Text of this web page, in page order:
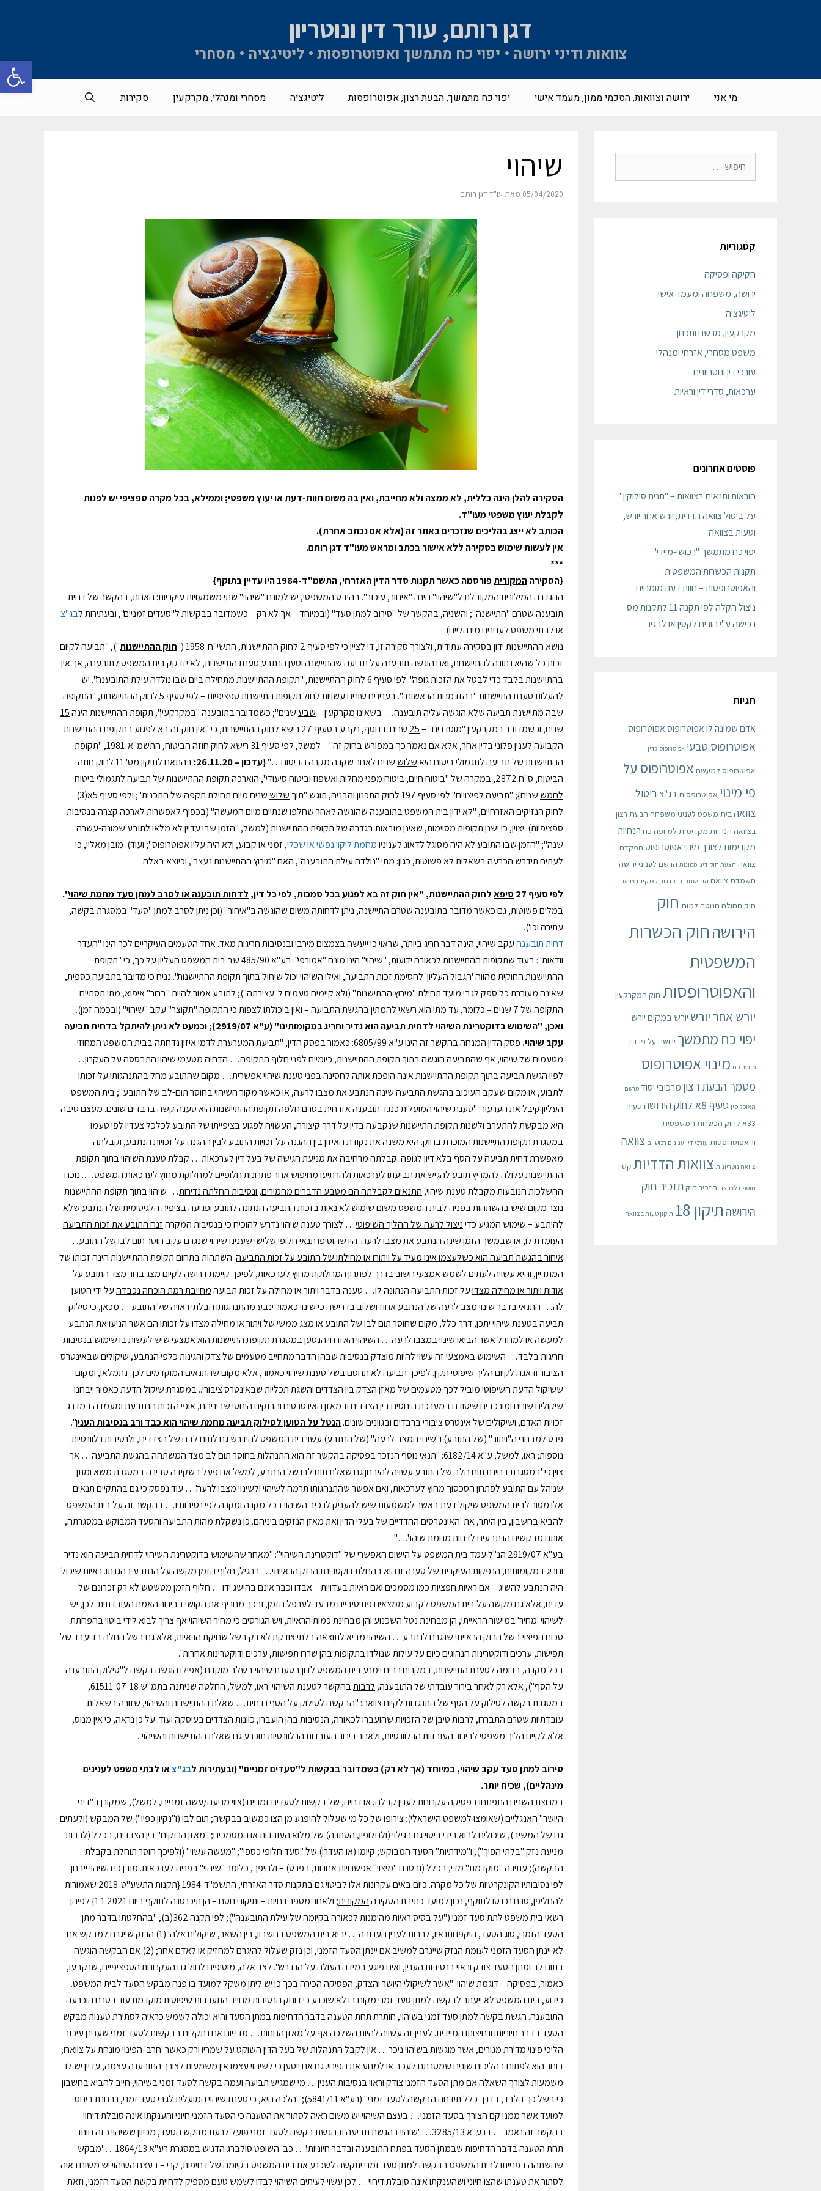
פתח
דגן רותם, עורך דין ונוטריון
צוואות ודיני ירושה • יפוי כח מתמשך ואפוטרופסות • ליטיגציה • מסחרי
מי אני ירושה וצוואות, הסכמי ממון, מעמד אישי יפוי כח מתמשך, הבעת רצון, אפוטרופסות ליטיגציה מסחרי ומנהלי, מקרקעין סקירות
שיהוי
05/04/2020 מאת עו"ד דגן רותם
הסקירה להלן הינה כללית, לא ממצה ולא מחייבת, ואין בה משום חוות-דעת או יעוץ משפטי; וממילא, בכל מקרה ספציפי יש לפנות
לקבלת יעוץ משפטי מעו"ד.
הכותב לא ייצג בהליכים שנזכרים באתר זה (אלא אם נכתב אחרת).
אין לעשות שימוש בסקירה ללא אישור בכתב ומראש מעו"ד דגן רותם.
***
{הסקירההמקוריתפורסמה כאשר תקנות סדר הדין האזרחי, התשמ"ד-1984 היו עדיין בתוקף}
ההגדרה המילונית המקובלת ל"שיהוי" הינה "איחור, עיכוב". בהיבט המשפטי, יש למונח "שיהוי" שתי משמעויות עיקריות: האחת, בהקשר של דחית
תובענה שטרם "התיישנה"; והשניה, בהקשר של "סירוב למתן סעד" (ובמיוחד – אך לא רק – כשמדובר בבקשות ל"סעדים זמניים", ובעתירות לבג"צ
או לבתי משפט לענינים מינהליים).
נושא ההתיישנות ידון בסקירה עתידית, ולצורך סקירה זו, די לציין כי לפי סעיף 2 לחוק ההתיישנות, התשי"ח-1958 ("
חוק ההתיישנות"), "תביעה לקיום
זכות כל שהיא נתונה להתיישנות, ואם הוגשה תובענה על תביעה שהתיישנה וטען הנתבע טענת התיישנות, לא יזדקק בית המשפט לתובענה, אך אין
בהתיישנות בלבד כדי לבטל את הזכות גופה". לפי סעיף 6 לחוק ההתיישנות, "תקופת ההתיישנות מתחילה ביום שבו נולדה עילת התובענה". יש
להעלות טענת התיישנות "בהזדמנות הראשונה". בענינים שונים עשויות לחול תקופות התיישנות ספציפיות – לפי סעיף 5 לחוק ההתיישנות, "התקופה
שבה מתיישנת תביעה שלא הוגשה עליה תובענה… בשאינו מקרקעין –שבע שנים"; כשמדובר בתובענה "במקרקעין", תקופת ההתיישנות הינה15
שנים, וכשמדובר במקרקעין "מוסדרים" –25
שנים. בנוסף, נקבע בסעיף 27 רישא לחוק ההתיישנות, כי "אין חוק זה בא לפגוע בתקופת ההתיישנות
הקבועה לענין פלוני בדין אחר, אלא אם נאמר כך במפורש בחוק זה" – למשל, לפי סעיף 31 רישא לחוק חוזה הביטוח, התשמ"א-1981, "תקופת
ההתיישנות של תביעה לתגמולי ביטוח היאשלוש שנים לאחר שקרה מקרה הביטוח…" {עדכון – 26.11.20:
בהתאם לתיקון מס' 11 לחוק חוזה
הביטוח, ס"ח 2872, במקרה של "ביטוח חיים, ביטוח מפני מחלות ואשפוז וביטוח סיעודי", הוארכה תקופת ההתיישנות של תביעה לתגמולי ביטוח
לחמש שנים}; "תביעה לפיצויים" לפי סעיף 197 לחוק התכנון והבניה, תוגש "תוך שלוש
שנים מיום תחילת תקפה של התכנית"; ולפי סעיף 5א(3)
לחוק הנזיקים האזרחיים, "לא ידון בית המשפט בתובענה שהוגשה לאחר שחלפושנתייםמיום המעשה" (בכפוף לאפשרות לארכה קצרה בנסיבות
ספציפיות). יצוין, כי ישנן תקופות מסוימות, שאינן מובאות בגדרה של תקופת ההתיישנות (למשל, "הזמן שבו עדיין לא מלאו לתובע שמונה-עשרה
שנה"; "הזמן שבו התובע לא היה מסוגל לדאוג לעניניומחמת ליקוי נפשי או שכלי, זמני או קבוע, ולא היה עליו אפוטרופוס"; ועוד). מובן מאליו, כי
לעתים תידרש הכרעה בשאלות לא פשוטות, כגון: מתי "נולדה עילת התובענה", האם "מירוץ ההתיישנות נעצר", וכיוצא באלה.
לפי סעיף 27 סיפאלחוק ההתיישנות, "אין חוק זה בא לפגוע בכל סמכות, לפי כל דין, לדחות תובענה או לסרב למתן סעד מחמת שיהוי".
במלים פשוטות, גם כאשר מדובר בתובענהשטרםהתיישנה, ניתן לדחותה משום שהוגשה ב"איחור" (וכן ניתן לסרב למתן "סעד" במסגרת בקשה,
עתירה וכו').
דחית תובענהעקב שיהוי, הינה דבר חריג ביותר, שראוי כי ייעשה בצמצום מירבי ובנסיבות חריגות מאד. אחד הטעמיםהעיקרייםלכך הינו "העדר
וודאות": בעוד שתקופות ההתיישנות לכאורה ידועות, "שיהוי" הינו מונח "אמורפי". בע"א 485/90 שב בית המשפט העליון על כך, כי "תקופת
ההתיישנות החוקית מהווה 'הגבול העליון' לחסימת זכות התביעה, ואילו השיהוי יכול שיחולבתוך תקופת ההתיישנות". נניח כי מדובר בתביעה כספית,
שאינה מעוררת כל ספק לגבי מועד תחילת "מירוץ ההתישנות" (ולא קיימים טעמים ל"עצירתה"); לתובע אמור להיות "ברור" איפוא, מתי תסתיים
התקופה של 7 שנים – כלומר, עד מתי הוא רשאי להמתין בהגשת התביעה – ואין ביכולתו לצפות כי התקופה "תקוצר" עקב "שיהוי" (ובכמה זמן).
ואכן, "השימוש בדוקטרינת השיהוי לדחית תביעה הוא נדיר וחריג במקומותינו
" (ע"א 2919/07); וכמעט לא ניתן להיתקל בדחית תביעה
עקב שיהוי.
פסק הדין המנחה בהקשר זה הינו ע"א 6805/99: כאמור בפסק הדין, "תביעת המערערת לדמי איזון נדחתה בבית המשפט המחוזי
מטעמים של שיהוי, אף שהתביעה הוגשה בתוך תקופת ההתיישנות, כיומיים לפני חלוף התקופה… הדחיה מטעמי שיהוי התבססה על העקרון…
לפיו הגשת תביעה בתוך תקופת ההתיישנות אינה הופכת אותה לחסינה בפני טענת שיהוי אפשרית… מקום שהתובע מחל בהתנהגותו על זכותו
לתבוע, או מקום שעקב העיכוב בהגשת התביעה שינה הנתבע את מצבו לרעה, או כאשר מקור השיהוי בחוסר תום-לב של התובע"; בית המשפט
העליון קיבל את הערעור: "טענת שיהוי המועלית כנגד תובענה אזרחית בטרם חלפה תקופת ההתיישנות היא טענה קשה ברבדים שונים. מעצם טיבה
היא מבקשת להתערב ולשנות תקופת התיישנות שנקבעה בדין על דרך קיצורה, העשויה לפגוע בציפייתו של התובע לכלכל צעדיו לפי טעמו
במסגרת תקופת התיישנות המוכרת בחוק. היא משנה את נקודת האיזון בין ההגנה על זכויות התובע לבין ההגנה על זכויות הנתבע, וקבלתה
מאפשרת דחית תביעה על הסף בלא דיון לגופה. קבלתה מרחיבה את מניעת הגישה של בעל דין לערכאות… קבלת טענת השיהוי בתוך תקופת
ההתיישנות עלולה להמריץ תובע להגיש את תביעתו לערכאות ולהרתיעו מחיפוש אחר פתרונות חלופיים למחלוקת מחוץ לערכאות המשפט…. נוכח
ההשלכות הנובעות מקבלת טענת שיהוי, התנאים לקבלתה הם מטבע הדברים מחמירים, ונסיבות החלתה נדירות… שיהוי בתוך תקופת ההתיישנות
נוצר מקום שיש בהשתהות בפניה לבית המשפט משום שימוש לא נאות בזכות התביעה הנתונה לתובע ופגיעה בציפיה הלגיטימית של הנתבע שלא
להיתבע – שימוש המגיע כדיניצול לרעה של ההליך השיפוטי… לצורך טענת שיהוי נדרש להוכיח כי בנסיבות המקרהזנח התובע את זכות התביעה
העומדת לו, או שבמשך הזמןשינה הנתבע את מצבו לרעה. היו שהוסיפו תנאי חלופי שלישי שענינו שיהוי שנגרם עקב חוסר תום לבו של התובע…
איחור בהגשת תביעה הוא כשלעצמו אינו מעיד על ויתורו או מחילתו של התובע על זכות התביעה. השתהות בתחום תקופת ההתיישנות הינה זכותו של
המתדיין, והיא עשויה לעתים לשמש אמצעי חשוב בדרך לפתרון המחלוקת מחוץ לערכאות, לפיכך קיימת דרישה לקיוםמצג ברור מצד התובע על
אודות ויתור או מחילה מצדועל זכות התביעה הנתונה לו… טענה בדבר ויתור או מחילה על זכות תביעהמחייבת רמת הוכחה נכבדהעל ידי הטוען
לה… התנאי בדבר שינוי מצב לרעה של הנתבע אחוז ושלוב בדרישה כי שינוי כאמור ינבע מהתנהגותו הבלתי ראויה של התובע… מכאן, כי סילוק
תביעה בטענת שיהוי יתכן, דרך כלל, מקום שחוסר תום לבו של התובע או מצג ממשי של ויתור או מחילה מצדו על זכותו הם אשר הניעו את הנתבע
למעשה או למחדל אשר הביאו שינוי במצבו לרעה… השיהוי האזרחי הנטען במסגרת תקופת התיישנות הוא אמצעי שיש לעשות בו שימוש בנסיבות
חריגות בלבד… השימוש באמצעי זה עשוי להיות מוצדק בנסיבות שבהן הדבר מתחייב מטעמים של צדק והגינות כלפי הנתבע, שיקולים שבאינטרס
הציבור ודאגה לקיום הליך שיפוטי תקין. לפיכך תביעה לא תחסם בשל טענת שיהוי כאמור, אלא מקום שהתנאים המוקדמים לכך נתמלאו, ומקום
ששיקול הדעת השיפוטי מוביל לכך מטעמים של מאזן הצדק בין הצדדים והשגת תכליות שבאינטרס ציבורי.. במסגרת שיקול הדעת כאמור ייבחנו
שיקולים שונים ומורכבים שיסודם במערכת היחסים בין הצדדים ובמאזן האינטרסים והנזקים היחסי שביניהם, אופי הזכות הנתבעת ומעמדה במדרג
זכויות האדם, ושיקולים של אינטרס ציבורי ברבדים ובגוונים שונים.הנטל על הטוען לסילוק תביעה מחמת שיהוי הוא כבד ורב בנסיבות הענין".
פרט למבחני ה"ויתור" (של התובע) ו"שינוי המצב לרעה" (של הנתבע) עשוי בית המשפט להידרש גם לתום לבם של הצדדים, ולנסיבות רלוונטיות
נוספות; ראו, למשל, ע"א 6182/14: "תנאי נוסף הנזכר בפסיקה בהקשר זה הוא התנהלות בחוסר תום לב מצד המשתהה בהגשת התביעה… אך
צוין כי 'במסגרת בחינת תום הלב של התובע עשויה להיבחן גם שאלת תום לבו של הנתבע, למשל אם פעל בשקידה סבירה במסגרת משא ומתן
שניהל עם התובע לפתרון הסכסוך מחוץ לערכאות, ואם אפשר שהתנהגותו תרמה לשיהוי ולשינוי מצבו לרעה'… עוד נפסק כי גם בהתקיים תנאים
אלו מסור לבית המשפט שיקול דעת באשר למשמעות שיש להעניק לרכיב השיהוי בכל מקרה ומקרה לפי נסיבותיו… בהקשר זה על בית המשפט
להביא בחשבון, בין היתר, את 'האינטרסים ההדדיים של בעלי הדין ואת מאזן הנזקים ביניהם. כן נשקלת מהות התביעה והסעד המבוקש במסגרתה,
אותם מבקשים הנתבעים לדחות מחמת שיהוי'…"
בע"א 2919/07 הנ"ל עמד בית המשפט על הישום האפשרי של "דוקטרינת השיהוי": "מאחר שהשימוש בדוקטרינת השיהוי לדחית תביעה הוא נדיר
וחריג במקומותינו, הנפקות העיקרית של טענה זו היא בהחלת דוקטרינת הנזק הראייתי… ברגיל, חלוף הזמן מקשה על הנתבע בהגנתו. ראיות שיכול
היה הנתבע להשיג – אם ראיות חפציות כמו מסמכים ואם ראיות בעדויות – אבדו וכבר אינם בהישג ידו… חלוף הזמן מטשטש לא רק זכרונם של
עדים, אלא גם מקשה על בית המשפט לקבוע ממצאים פוזיטיביים מבעד לערפל הזמן, ובכך מחריף את הקושי בבירור האמת העובדתית. לכן, יש
לשיהוי 'מחיר' במישור הראייתי, הן מבחינת נטל השכנוע והן מבחינת כמות הראיות, ויש הגורסים כי מחיר השיהוי אף צריך לבוא לידי ביטוי בהפחתת
סכום הפיצוי בשל הנזק הראייתי שנגרם לנתבע… השיהוי מביא לתוצאה בלתי צודקת לא רק בשל שחיקת הראיות, אלא גם בשל החלה בדיעבד של
תפישות, ערכים ודוקטרינות הנהוגים כיום על עילות שנולדו בתקופות בהן שררו תפישות, ערכים ודוקטרינות אחרות".
בכל מקרה, בדומה לטענת התיישנות, במקרים רבים יימנע בית המשפט לדון בטענת שיהוי בשלב מוקדם (אפילו הוגשה בקשה ל"סילוק התובענה
על הסף"), אלא רק לאחר בירור עובדתי של התובענה, לרבות
בהקשר לטענת השיהוי. ראו, למשל, החלטה שניתנה בתמ"ש 61511-07-18,
במסגרת בקשה לסילוק על הסף של התנגדות לקיום צוואה: "הבקשה לסילוק על הסף נדחית… שאלת ההתיישנות והשיהוי, שזורה בשאלות
עובדתיות שטרם התבררו, לרבות טיבן של הזכויות שהועברו לכאורה, הנסיבות בהן הועברו, כוונות הצדדים בעיסקה ועוד. על כן נראה, כי אין מנוס,
אלא לקיים הליך משפטי לבירור העובדות הרלוונטיות, ולאחר בירור העובדות הרלוונטיותתוכרע גם שאלת ההתיישנות והשיהוי".
סירוב למתן סעד עקב שיהוי, במיוחד (אך לא רק) כשמדובר בבקשות ל"סעדים זמניים" (ובעתירות לבג"צאו לבתי משפט לענינים
מינהליים), שכיח יותר.
במרוצת השנים התפתחו בפסיקה עקרונות לענין קבלה, או דחיה, של בקשות לסעדים זמניים (צווי מניעה/עשה זמניים, למשל), שמקורן ב"דיני
היושר" האנגליים (שאומצו למשפט הישראלי): צירופו של כל מי שעלול להיפגע מן הצו כמשיב בבקשה; תום לבו (ו"נקיון כפיו") של המבקש (ולעתים
גם של המשיב), שיכולים לבוא בידי ביטוי גם בגילוי (ולחלופין, הסתרה) של מלוא העובדות או המסמכים; "מאזן הנזקים" בין הצדדים, בכלל (לרבות
מניעת נזק "בלתי הפיך"), ו"מידתיות" הסעד המבוקש; קיומו (או העדרו) של "סעד חלופי כספי"; "מעשה עשוי" (ולפיכך חוסר תוחלת בקבלת
הבקשה); עתירה "מוקדמת" מדי, בכלל (ובטרם "מיצוי" אפשרויות אחרות, בפרט) – ולהיפך, כלומר "שיהוי" בפניה לערכאות. מובן כי השיהוי ייבחן
לפי נסיבותיו הקונקרטיות של כל מקרה. כיום באים עקרונות אלו לביטוי גם בתקנות סדר האזרחי, התשמ"ד-1984 {תקנות התשע"ט-2018 שאמורות
להחליפן, טרם נכנסו לתוקף, נכון למועד כתיבת הסקירההמקורית
; ולאחר מספר דחיות – ותיקוני נוסח – הן תיכנסנה לתוקף ביום 1.1.2021} לפיהן
רשאי בית משפט לתת סעד זמני ("על בסיס ראיות מהימנות לכאורה בקיומה של עילת התובענה"); לפי תקנה 362(ב), "בהחלטתו בדבר מתן
הסעד הזמני, סוג הסעד, היקפו ותנאיו, לרבות לענין הערובה… יביא בית המשפט בחשבון, בין השאר, שיקולים אלה: (1) הנזק שייגרם למבקש אם
לא יינתן הסעד הזמני לעומת הנזק שייגרם למשיב אם יינתן הסעד הזמני, וכן נזק שעלול להיגרם למחזיק או לאדם אחר; (2) אם הבקשה הוגשה
בתום לב ומתן הסעד צודק וראוי בנסיבות הענין, ואינו פוגע במידה העולה על הנדרש". לצד אלה, מוסיפים לחול גם העקרונות הספציפיים, שנקבעו,
כאמור, בפסיקה – דוגמת שיהוי. "אשר לשיקולי היושר והצדק, הפסיקה הכירה בכך כי יש ליתן משקל למועד בו פנה מבקש הסעד לבית המשפט.
כידוע, בית המשפט לא ייעתר לבקשה למתן סעד זמני מקום בו לא שוכנע כי דוחק הנסיבות מחייב התערבות שיפוטית מוקדמת עוד בטרם הוכרעה
התובענה. הגשת בקשה למתן סעד זמני בשיהוי, חותרת תחת הטענה בדבר הדחיפות במתן הסעד והיא יכולה לשמש כראיה לסתירת טענות מבקש
הסעד בדבר חיוניותו ונחיצותו המיידית. לענין זה עשויה להיות השלכה אף על מאזן הנוחות… מדי יום אנו נתקלים בבקשות לסעד זמני שענינן עיכוב
הליכי פינוי מדירת מגורים, אשר מוגשות בשיהוי ניכר… אין לקבל התנהלות של בעל הדין השוקט על שמריו ורק כאשר 'חרב' הפינוי מונחת על צווארו,
בוחר הוא לפתוח בהליכים שונים שמטרתם לעכב או למנוע את הפינוי. גם אם ייטען כי לשיהוי עצמו אין משמעות לצורך התובענה עצמה, עדיין יש לו
משמעות לצורך השאלה אם מתן הסעד הזמני צודק וראוי בנסיבות הענין… מי שמגיש תביעה ועמה בקשה לסעד זמני בשיהוי, חייב להביא בחשבון
כי בשל כך בלבד, בדרך כלל תידחה הבקשה לסעד זמני" (רע"א 5841/11); "הלכה היא, כי טענת שיהוי המועלית לגבי סעד זמני, נבחנת ביחס
למועד אשר ממנו קם הצורך בסעד הזמני… בעצם השיהוי יש משום ראיה לסתור את הטענה כי הסעד הזמני חיוני והענקתו אינה סובלת דיחוי.
בהקשר זה נאמר… ברע"א 3285/13… 'שיהוי בהגשת תביעה ובהגשת בקשה לסעד זמני פועל לרעת מבקש הסעד, מכיוון ששיהוי כזה חותר
תחת הטענה בדבר הדחיפות שבמתן הסעד בפתח התובענה ובדבר חיוניותו'… כב' השופט סולברג הדגיש במסגרת רע"א 1864/13… 'מבקש
שהשתהה בפנייתו לבית המשפט בבקשה למתן סעד זמני יתקשה לשכנע את בית המשפט בקיומה של דחיפות, קרי – בעצם השיהוי יש משום ראיה
לסתור את טענתו שהצו חיוני ושהענקתו אינה סובלת דיחוי… לכן עשוי לעיתים השיהוי לבדו לשמש טעם מספיק לדחיית בקשת הסעד הזמני, וזאת
קטגוריות
חקיקה ופסיקה
ירושה, משפחה ומעמד אישי
ליטיגציה
מקרקעין, מרשם ותכנון
משפט מסחרי, אזרחי ומנהלי
עורכי דין ונוטריונים
ערכאות, סדרי דין וראיות
פוסטים אחרונים
הוראות ותנאים בצוואות – "תנית סילוקין"
על ביטול צוואה הדדית, יורש אחר יורש,
וטעות בצוואה
יפוי כח מתמשך "רכושי-מיידי"
תקנות הכשרות המשפטית
והאפוטרופסות – חוות דעת מומחים
ניצול הקלה לפי תקנה 11 לתקנות מס
רכישה ע"י הורים לקטין או לבגיר
תגיות
אדם שמונה לו אפוטרופוסאפוטרופוס
אפוטרופוס טבעי אפוטרופוס לדין
אפוטרופוס למעשה אפוטרופוס על
פי מינוי אפוטרופסותבג"צביטול
צוואהבית משפט לעניני משפחה הבעת רצון
בצוואה הנחיות מקדימות למיופה כח הנחיות
מקדימות לצורך מינוי אפוטרופוס הפקדת
צוואה הצעת חוק דיני ממונות הרשם לעניני ירושה
השמדת צוואה התיישנות התנגדות לצו קיום צוואה
חוק החולה הנוטה למות חוק
הירושהחוק הכשרות
המשפטית
והאפוטרופסות חוק המקרקעין
יורש אחר יורש יורש במקום יורש
יפוי כח מתמשך ירושה על פי דין
מיופה כח מינוי אפוטרופוס
מסמך הבעת רצון מרכיבי יסוד מרשם
האוכלוסין סעיף 8א לחוק הירושה
סעיף
33א לחוק הכשרות המשפטית
והאפוטרופסות עורכי דין ענינים רכושיים צוואה
צוואה נוטריונית צוואות הדדיות קטין
תוספת לצוואה תזכיר חוק תזכיר חוק
הירושה תיקון 18 תיקון טעות בצוואה